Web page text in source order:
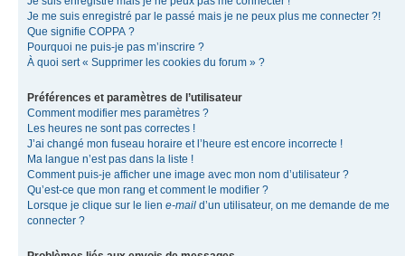
Je me suis enregistré par le passé mais je ne peux plus me connecter ?!
Que signifie COPPA ?
Pourquoi ne puis-je pas m’inscrire ?
À quoi sert « Supprimer les cookies du forum » ?
Préférences et paramètres de l’utilisateur
Comment modifier mes paramètres ?
Les heures ne sont pas correctes !
J’ai changé mon fuseau horaire et l’heure est encore incorrecte !
Ma langue n’est pas dans la liste !
Comment puis-je afficher une image avec mon nom d’utilisateur ?
Qu’est-ce que mon rang et comment le modifier ?
Lorsque je clique sur le lien e-mail d’un utilisateur, on me demande de me
connecter ?